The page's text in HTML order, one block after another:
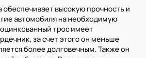
обеспечивает высокую прочность и
автомобиля на необходимую
трос имеет
за счет этого он меньше
более долговечным. Также он